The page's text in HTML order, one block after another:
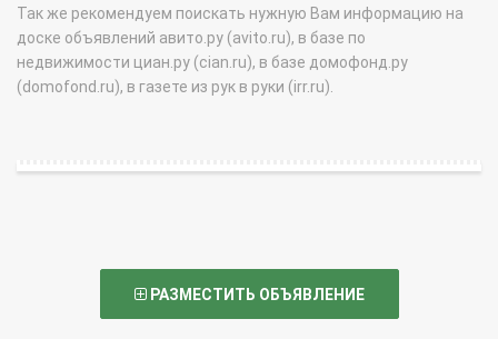
Так же рекомендуем поискать нужную Вам информацию на
доске объявлений авито.ру (avito.ru), в базе по
недвижимости циан.ру (cian.ru), в базе домофонд.ру
(domofond.ru), в газете из рук в руки (irr.ru).
РАЗМЕСТИТЬ ОБЪЯВЛЕНИЕ